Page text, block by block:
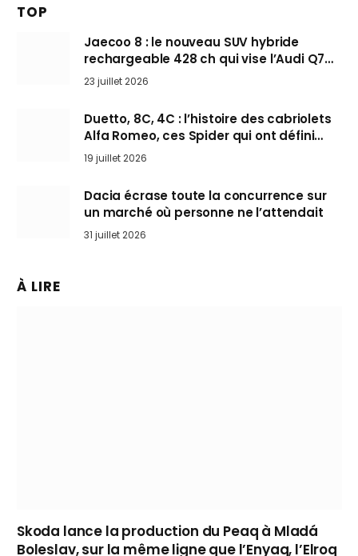
TOP
Jaecoo 8 : le nouveau SUV hybride
rechargeable 428 ch qui vise l’Audi Q7
arrive en Europe cet automne
23 juillet 2026
Duetto, 8C, 4C : l’histoire des cabriolets
Alfa Romeo, ces Spider qui ont défini
l’art de rouler cheveux au vent
19 juillet 2026
Dacia écrase toute la concurrence sur
un marché où personne ne l’attendait
31 juillet 2026
À LIRE
Skoda lance la production du Peaq à Mladá
Boleslav, sur la même ligne que l’Enyaq, l’Elroq